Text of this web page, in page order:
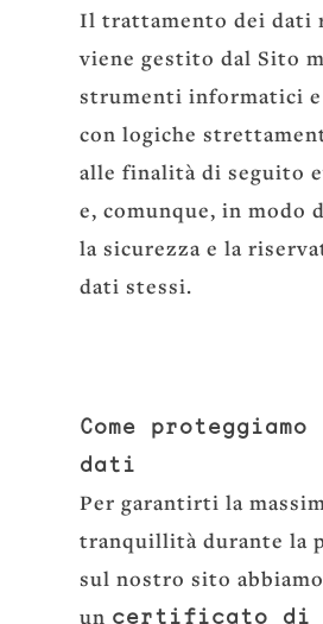
Il trattamento dei dati
viene gestito dal Sito
strumenti informatici
con logiche
alle finalità di seguito
e, comunque, in modo
la sicurezza e la
dati stessi.
Come
dati
Per garantirti la
tranquillità durante la
sul nostro sito
un certificato di